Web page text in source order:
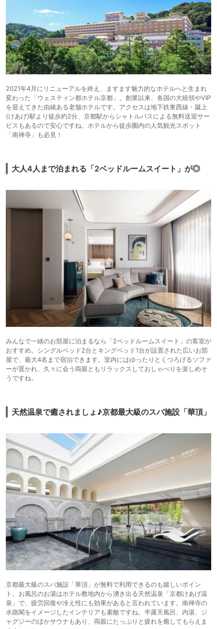
2021年4月にリニューアルを終え、ますます魅力的なホテルへと生まれ
変わった「ウェスティン都ホテル京都」。創業以来、各国の大統領やVIP
を迎えてきた由緒ある老舗ホテルです。アクセスは地下鉄東西線・蹴上
(けあげ)駅より徒歩約2分、京都駅からシャトルバスによる無料送迎サー
ビスもあるので安心ですね。ホテルから徒歩圏内の人気観光スポット
「南禅寺」も必見！
大人4人まで泊まれる「2ベッドルームスイート」が◎
みんなで一緒のお部屋に泊まるなら「2ベッドルームスイート」の客室が
おすすめ。シングルベッド2台とキングベッド1台が設置された広いお部
屋で、最大4名まで宿泊できます。室内にはゆったりとくつろげるソファ
ーが置かれ、久々に会う両親ともリラックスしておしゃべりを楽しめそ
うですね。
天然温泉で癒されましょ♪京都最大級のスパ施設「華頂」
京都最大級のスパ施設「華頂」が無料で利用できるのも嬉しいポイン
ト。お風呂のお湯はホテル敷地内から湧き出る天然温泉「京都けあげ温
泉」で、疲労回復や冷え性にも効果があると言われています。南禅寺の
水路閣をイメージしたインテリアも素敵ですね。半露天風呂、内湯、ジ
ャグジーのほかサウナもあり、両親にたっぷりと疲れを癒してもらえま